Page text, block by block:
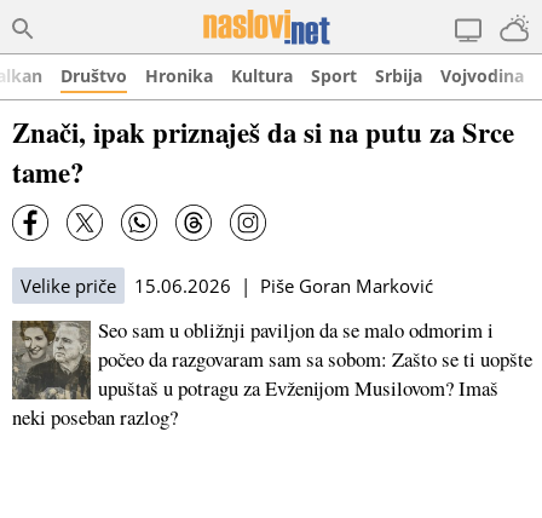
Društvo Hronika Kultura Sport Srbija Vojvodina
Znači, ipak priznaješ da si na putu za Srce
tame?
Velike priče 15.06.2026 | Piše Goran Marković
Seo sam u obližnji paviljon da se malo odmorim i
počeo da razgovaram sam sa sobom: Zašto se ti uopšte
upuštaš u potragu za Evženijom Musilovom? Imaš
neki poseban razlog?